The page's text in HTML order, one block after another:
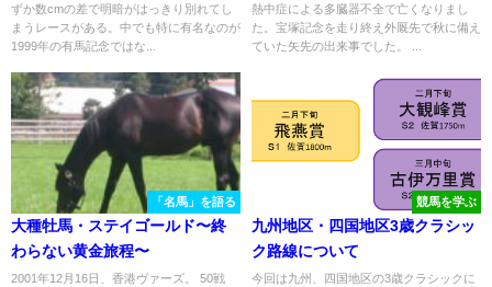
出。
ずか数cmの差で明暗がはっきり別れてし
まうレースがある。中でも特に有名なのが
1999年の有馬記念ではな...
熱中症による多臓器不全で亡くなりまし
た。宝塚記念を走り終え外厩先で秋に備え
ていた矢先の出来事でした。 ...
「名馬」を語る
大種牡馬・ステイゴールド〜終
わらない黄金旅程〜
2001年12月16日、香港ヴァーズ。 50戦
競馬を学ぶ
九州地区・四国地区3歳クラシッ
ク路線について
今回は九州、四国地区の3歳クラシックに